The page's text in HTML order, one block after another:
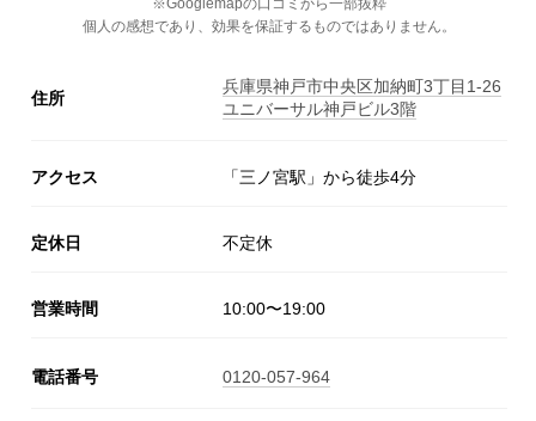
※Googlemapの口コミから一部抜粋
個人の感想であり、効果を保証するものではありません。
住所
兵庫県神戸市中央区加納町3丁目1-26
ユニバーサル神戸ビル3階
アクセス 「三ノ宮駅」から徒歩4分
定休日 不定休
営業時間 10:00〜19:00
電話番号 0120-057-964